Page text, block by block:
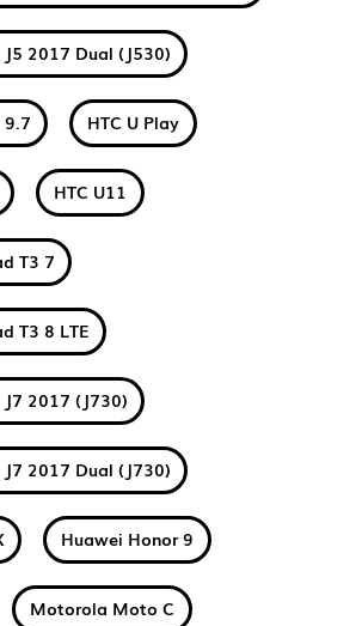
2017 Dual (J530)
HTC U Play
HTC U11
T3 7
T3 8 LTE
2017 (J730)
2017 Dual (J730)
Huawei Honor 9
Motorola Moto C